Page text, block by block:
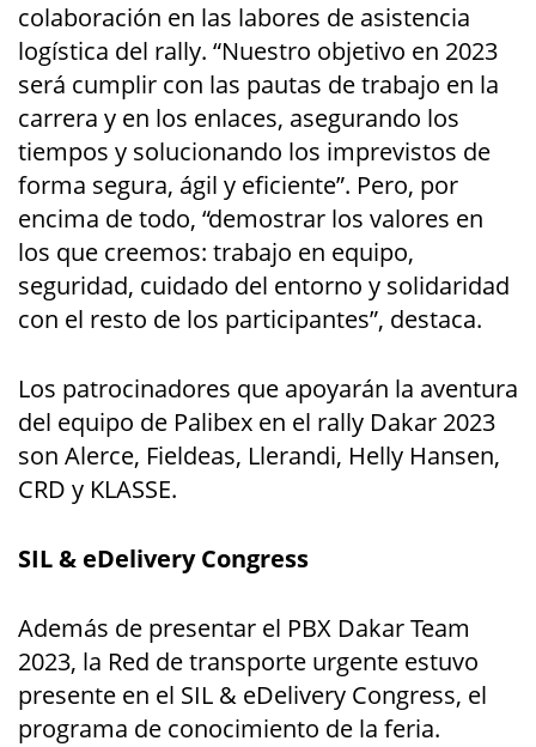
colaboración en las labores de asistencia
logística del rally. “Nuestro objetivo en 2023
será cumplir con las pautas de trabajo en la
carrera y en los enlaces, asegurando los
tiempos y solucionando los imprevistos de
forma segura, ágil y eficiente”. Pero, por
encima de todo, “demostrar los valores en
los que creemos: trabajo en equipo,
seguridad, cuidado del entorno y solidaridad
con el resto de los participantes”, destaca.
Los patrocinadores que apoyarán la aventura
del equipo de Palibex en el rally Dakar 2023
son Alerce, Fieldeas, Llerandi, Helly Hansen,
CRD y KLASSE.
SIL & eDelivery Congress
Además de presentar el PBX Dakar Team
2023, la Red de transporte urgente estuvo
presente en el SIL & eDelivery Congress, el
programa de conocimiento de la feria.